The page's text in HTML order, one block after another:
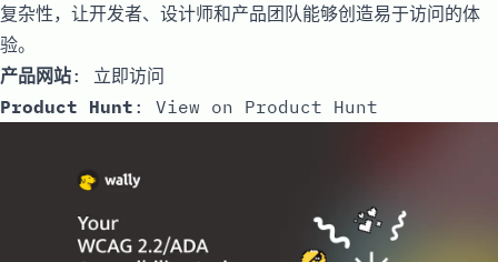
复杂性，让开发者、设计师和产品团队能够创造易于访问的体
验。
产品网站: 立即访问
Product Hunt : View on Product Hunt